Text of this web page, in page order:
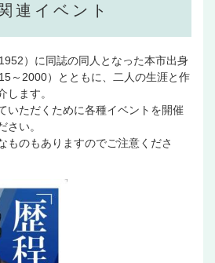
連イベント
）に同誌の同人となった本市出身
～2000）とともに、二人の生涯と作
します。
いただくために各種イベントを開催
さい。
ものもありますのでご注意くださ